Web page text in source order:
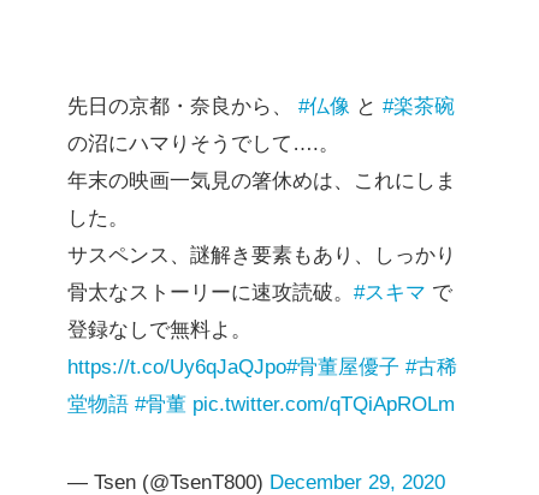
先日の京都・奈良から、 #仏像 と #楽茶碗
の沼にハマりそうでして….。
年末の映画一気見の箸休めは、これにしま
した。
サスペンス、謎解き要素もあり、しっかり
骨太なストーリーに速攻読破。 #スキマ で
登録なしで無料よ。
https://t.co/Uy6qJaQJpo#骨董屋優子 #古稀
堂物語 #骨董 pic.twitter.com/qTQiApROLm
— Tsen (@TsenT800) December 29, 2020